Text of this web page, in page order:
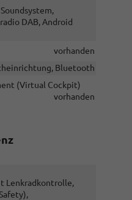
DAB, Android
vorhanden
Bluetooth
(Virtual Cockpit)
vorhanden
Lenkradkontrolle,